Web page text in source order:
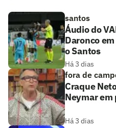
santos
Áudio do
Daronco
o Santos
Há 3 dias
fora de
Craque
Neymar
Há 3 dias